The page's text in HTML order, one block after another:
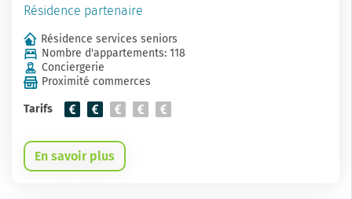
Résidence partenaire
Résidence services seniors
Nombre d'appartements: 118
Conciergerie
Proximité commerces
Tarifs
En savoir plus